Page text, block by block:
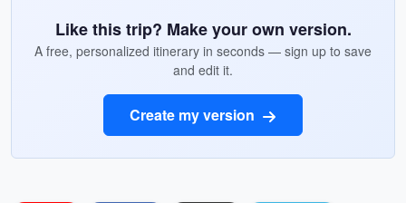
Like this trip? Make your own version.
A free, personalized itinerary in seconds — sign up to save
and edit it.
Create my version